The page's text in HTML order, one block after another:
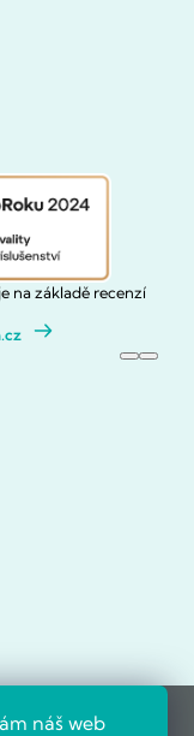
náš web
na základě recenzí